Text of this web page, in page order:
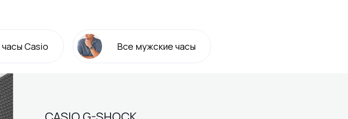
часы Casio Все мужские часы